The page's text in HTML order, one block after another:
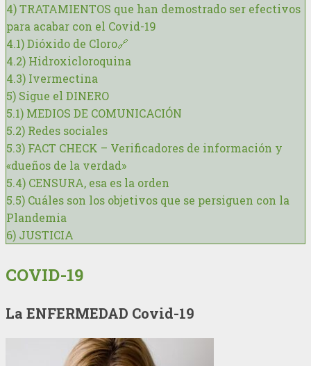
4)TRATAMIENTOS que han demostrado ser efectivos
para acabar con el Covid-19
4.1)Dióxido de Cloro🔗
4.2) Hidroxicloroquina
4.3) Ivermectina
5) Sigue el DINERO
5.1) MEDIOS DE COMUNICACIÓN
5.2) Redes sociales
5.3) FACT CHECK – Verificadores de información y
«dueños de la verdad»
5.4) CENSURA, esa es la orden
5.5) Cuáles son los objetivos que se persiguen con la
Plandemia
6) JUSTICIA
COVID-19
La ENFERMEDAD Covid-19